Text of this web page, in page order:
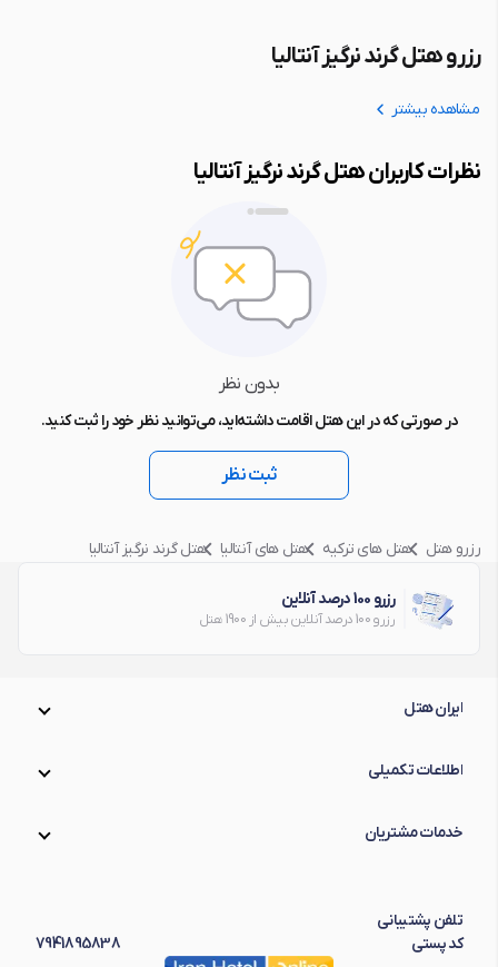
رزرو هتل گرند نرگیز آنتالیا
مشاهده بیشتر
نظرات کاربران هتل گرند نرگیز آنتالیا
بدون نظر
در صورتی که در این هتل اقامت داشته‌اید، می‌توانید نظر خود را ثبت کنید.
ثبت نظر
رزرو هتل هتل های ترکیه هتل های آنتالیا هتل گرند نرگیز آنتالیا
رزرو 100 درصد آنلاین
رزرو 100 درصد آنلاین بیش از 1900 هتل
ایران هتل
اطلاعات تکمیلی
خدمات مشتریان
تلفن پشتیبانی
کد پستی
7941895838